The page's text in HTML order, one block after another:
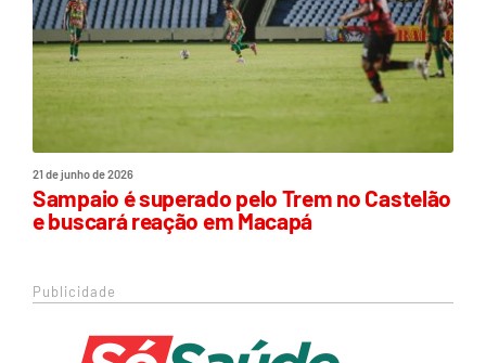
21 de junho de 2026
Sampaio é superado pelo Trem no Castelão
e buscará reação em Macapá
Publicidade